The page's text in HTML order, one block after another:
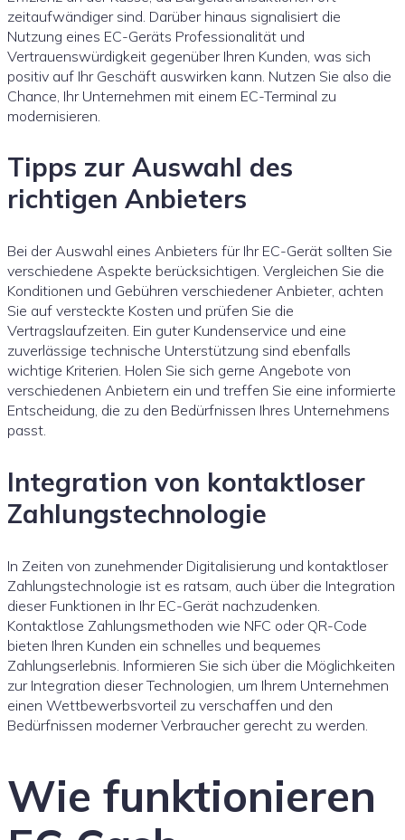
zeitaufwändiger sind. Darüber hinaus signalisiert die
Nutzung eines EC-Geräts Professionalität und
Vertrauenswürdigkeit gegenüber Ihren Kunden, was sich
positiv auf Ihr Geschäft auswirken kann. Nutzen Sie also die
Chance, Ihr Unternehmen mit einem EC-Terminal zu
modernisieren.
Tipps zur Auswahl des
richtigen Anbieters
Bei der Auswahl eines Anbieters für Ihr EC-Gerät sollten Sie
verschiedene Aspekte berücksichtigen. Vergleichen Sie die
Konditionen und Gebühren verschiedener Anbieter, achten
Sie auf versteckte Kosten und prüfen Sie die
Vertragslaufzeiten. Ein guter Kundenservice und eine
zuverlässige technische Unterstützung sind ebenfalls
wichtige Kriterien. Holen Sie sich gerne Angebote von
verschiedenen Anbietern ein und treffen Sie eine informierte
Entscheidung, die zu den Bedürfnissen Ihres Unternehmens
passt.
Integration von kontaktloser
Zahlungstechnologie
In Zeiten von zunehmender Digitalisierung und kontaktloser
Zahlungstechnologie ist es ratsam, auch über die Integration
dieser Funktionen in Ihr EC-Gerät nachzudenken.
Kontaktlose Zahlungsmethoden wie NFC oder QR-Code
bieten Ihren Kunden ein schnelles und bequemes
Zahlungserlebnis. Informieren Sie sich über die Möglichkeiten
zur Integration dieser Technologien, um Ihrem Unternehmen
einen Wettbewerbsvorteil zu verschaffen und den
Bedürfnissen moderner Verbraucher gerecht zu werden.
Wie funktionieren